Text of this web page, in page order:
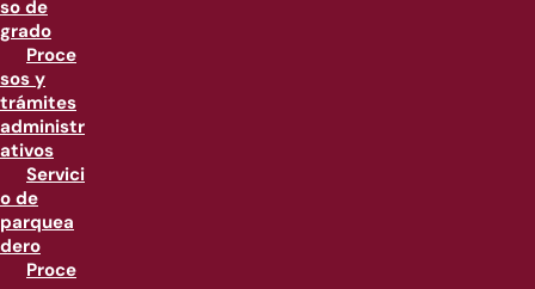
so de
grado
Proce
sos y
trámites
administr
ativos
Servici
o de
parquea
dero
Proce